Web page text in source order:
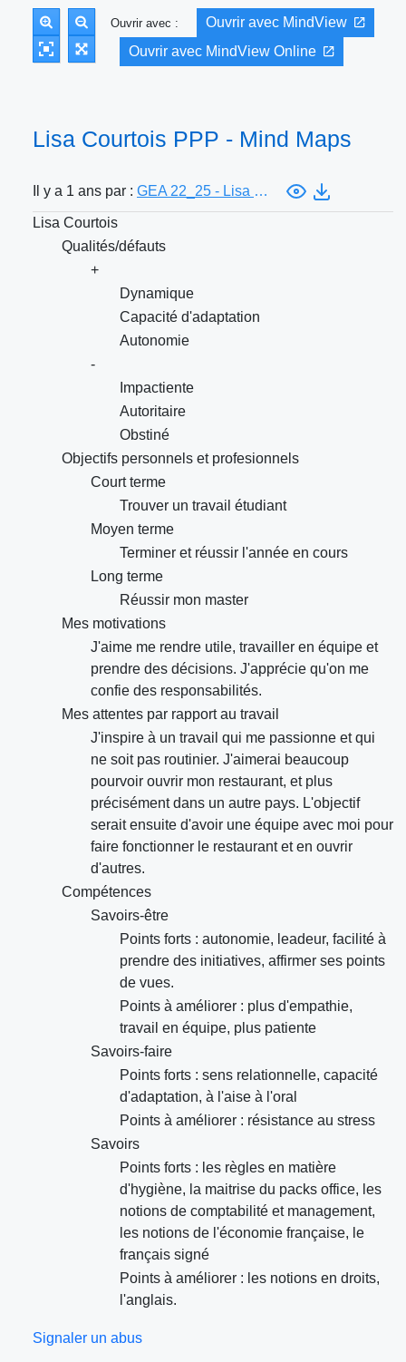
Ouvrir avec :
Ouvrir avec MindView
Ouvrir avec MindView Online
Lisa Courtois PPP - Mind Maps
Il y a 1 ans par : GEA 22_25 - Lisa Courtois
Lisa Courtois
Qualités/défauts
+
Dynamique
Capacité d'adaptation
Autonomie
-
Impactiente
Autoritaire
Obstiné
Objectifs personnels et profesionnels
Court terme
Trouver un travail étudiant
Moyen terme
Terminer et réussir l'année en cours
Long terme
Réussir mon master
Mes motivations
J'aime me rendre utile, travailler en équipe et
prendre des décisions. J'apprécie qu'on me
confie des responsabilités.
Mes attentes par rapport au travail
J'inspire à un travail qui me passionne et qui
ne soit pas routinier. J'aimerai beaucoup
pourvoir ouvrir mon restaurant, et plus
précisément dans un autre pays. L'objectif
serait ensuite d'avoir une équipe avec moi pour
faire fonctionner le restaurant et en ouvrir
d'autres.
Compétences
Savoirs-être
Points forts : autonomie, leadeur, facilité à
prendre des initiatives, affirmer ses points
de vues.
Points à améliorer : plus d'empathie,
travail en équipe, plus patiente
Savoirs-faire
Points forts : sens relationnelle, capacité
d'adaptation, à l'aise à l'oral
Points à améliorer : résistance au stress
Savoirs
Points forts : les règles en matière
d'hygiène, la maitrise du packs office, les
notions de comptabilité et management,
les notions de l'économie française, le
français signé
Points à améliorer : les notions en droits,
l'anglais.
Signaler un abus